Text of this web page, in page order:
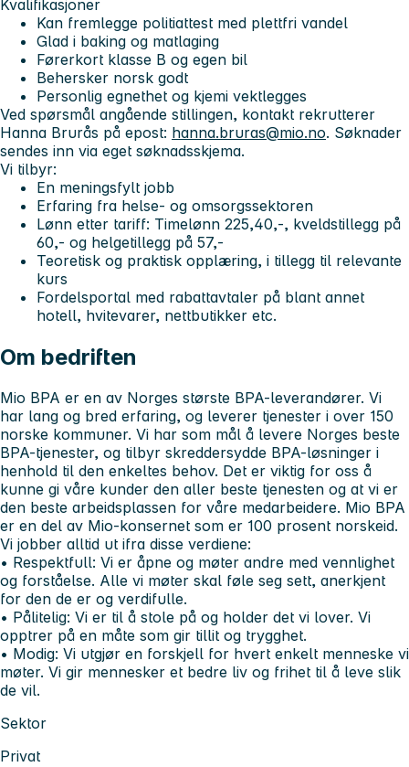
Kvalifikasjoner
Kan fremlegge politiattest med plettfri vandel
Glad i baking og matlaging
Førerkort klasse B og egen bil
Behersker norsk godt
Personlig egnethet og kjemi vektlegges
Ved spørsmål angående stillingen, kontakt rekrutterer
Hanna Brurås på epost: hanna.bruras@mio.no. Søknader
sendes inn via eget søknadsskjema.
Vi tilbyr:
En meningsfylt jobb
Erfaring fra helse- og omsorgssektoren
Lønn etter tariff: Timelønn 225,40,-, kveldstillegg på
60,- og helgetillegg på 57,-
Teoretisk og praktisk opplæring, i tillegg til relevante
kurs
Fordelsportal med rabattavtaler på blant annet
hotell, hvitevarer, nettbutikker etc.
Om bedriften
Mio BPA er en av Norges største BPA-leverandører. Vi
har lang og bred erfaring, og leverer tjenester i over 150
norske kommuner. Vi har som mål å levere Norges beste
BPA-tjenester, og tilbyr skreddersydde BPA-løsninger i
henhold til den enkeltes behov. Det er viktig for oss å
kunne gi våre kunder den aller beste tjenesten og at vi er
den beste arbeidsplassen for våre medarbeidere. Mio BPA
er en del av Mio-konsernet som er 100 prosent norskeid.
Vi jobber alltid ut ifra disse verdiene:
• Respektfull: Vi er åpne og møter andre med vennlighet
og forståelse. Alle vi møter skal føle seg sett, anerkjent
for den de er og verdifulle.
• Pålitelig: Vi er til å stole på og holder det vi lover. Vi
opptrer på en måte som gir tillit og trygghet.
• Modig: Vi utgjør en forskjell for hvert enkelt menneske vi
møter. Vi gir mennesker et bedre liv og frihet til å leve slik
de vil.
Sektor
Privat